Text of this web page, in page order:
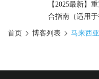
【2025最新】
合指南（适用于
首页 博客列表 马来西